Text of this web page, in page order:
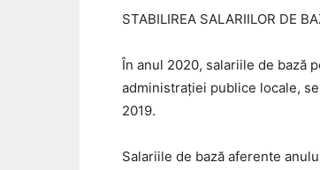
STABILIREA SALARIILOR DE
În anul 2020, salariile de bază
administrației publice locale,
2019.
Salariile de bază aferente